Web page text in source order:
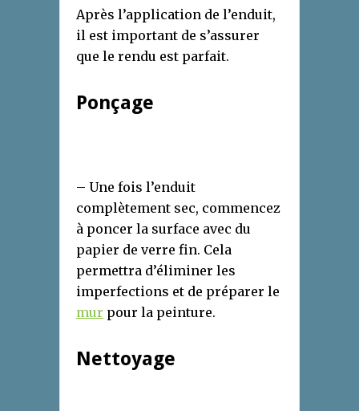
Après l’application de l’enduit,
il est important de s’assurer
que le rendu est parfait.
Ponçage
– Une fois l’enduit
complètement sec, commencez
à poncer la surface avec du
papier de verre fin. Cela
permettra d’éliminer les
imperfections et de préparer le
mur pour la peinture.
Nettoyage